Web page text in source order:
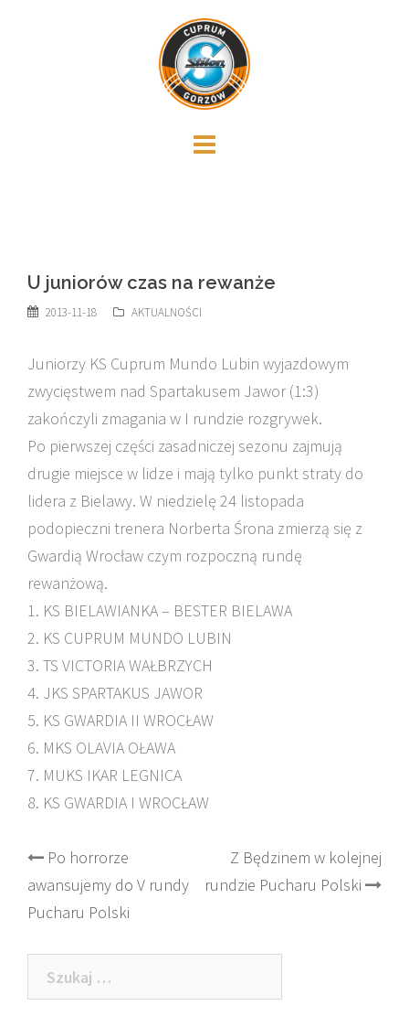
U juniorów czas na rewanże
2013-11-18 AKTUALNOŚCI
Juniorzy KS Cuprum Mundo Lubin wyjazdowym
zwycięstwem nad Spartakusem Jawor (1:3)
zakończyli zmagania w I rundzie rozgrywek.
Po pierwszej części zasadniczej sezonu zajmują
drugie miejsce w lidze i mają tylko punkt straty do
lidera z Bielawy. W niedzielę 24 listopada
podopieczni trenera Norberta Śrona zmierzą się z
Gwardią Wrocław czym rozpoczną rundę
rewanżową.
1. KS BIELAWIANKA – BESTER BIELAWA
2. KS CUPRUM MUNDO LUBIN
3. TS VICTORIA WAŁBRZYCH
4. JKS SPARTAKUS JAWOR
5. KS GWARDIA II WROCŁAW
6. MKS OLAVIA OŁAWA
7. MUKS IKAR LEGNICA
8. KS GWARDIA I WROCŁAW
Post
navigation
Po horrorze
awansujemy do V rundy
Pucharu Polski
Z Będzinem w kolejnej
rundzie Pucharu Polski
Szukaj: